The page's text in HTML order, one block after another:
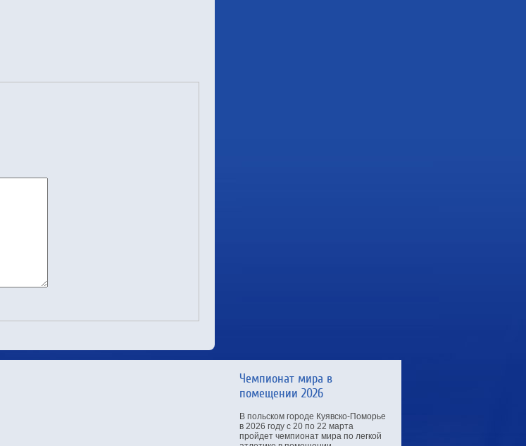
Чемпионат мира в
помещении 2026
В польском городе Куявско-Поморье
в 2026 году с 20 по 22 марта
пройдет чемпионат мира по легкой